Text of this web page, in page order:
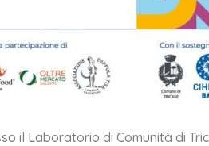
il Laboratorio di Comunità di